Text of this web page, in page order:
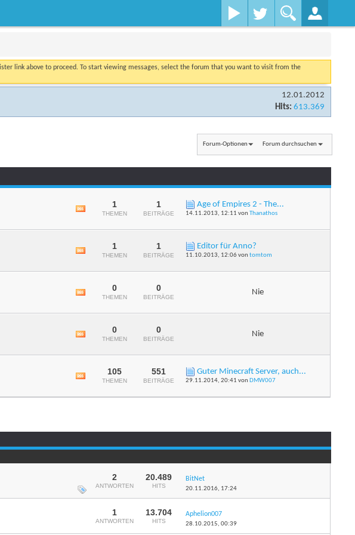
link above to proceed. To start viewing messages, select the forum that you want to visit from the
12.01.2012
Hits: 613.369
Forum-Optionen Forum durchsuchen
RSS-
dieses
anzeigen
1
THEMEN
1
BEITRÄGE
Age of Empires 2 - The...
14.11.2013, 12:11 von Thanathos
RSS-
dieses
anzeigen
1
THEMEN
1
BEITRÄGE
Editor für Anno?
11.10.2013, 12:06vontomtom
RSS-
dieses
anzeigen
0
THEMEN
0
BEITRÄGE
Nie
RSS-
dieses
anzeigen
0
THEMEN
0
BEITRÄGE
Nie
RSS-
dieses
105
THEMEN
551
BEITRÄGE
Guter Minecraft Server, auch...
29.11.2014,20:41 vonDMW007
2
ANTWORTEN
20.489
HITS
BitNet
20.11.2016, 17:24
1
ANTWORTEN
13.704
HITS
Aphelion007
28.10.2015,00:39